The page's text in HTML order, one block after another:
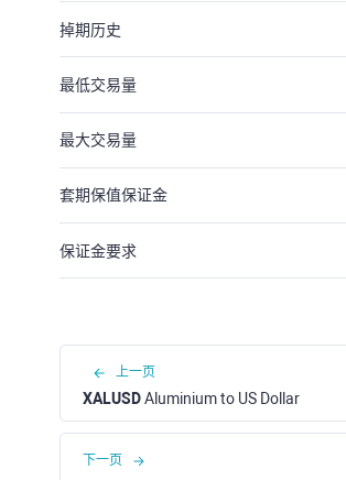
掉期历史
最低交易量
最大交易量
套期保值保证金
保证金要求
上一页
XALUSDAluminium to US Dollar
下一页